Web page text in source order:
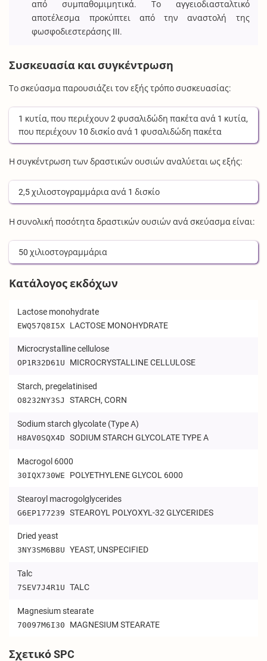
από συμπαθομιμητικά. Το αγγειοδιασταλτικό
αποτέλεσμα προκύπτει από την αναστολή της
φωσφοδιεστεράσης III.
Συσκευασία και συγκέντρωση
Το σκεύασμα παρουσιάζει τον εξής τρόπο συσκευασίας:
1 κυτία, που περιέχουν2φυσαλιδώδη πακέταανά 1 κυτία,
που περιέχουν 10 δισκίοανά 1 φυσαλιδώδη πακέτα
Η συγκέντρωση των δραστικών ουσιών αναλύεται ως εξής:
2,5χιλιοστογραμμάριαανά 1 δισκίο
Η συνολική ποσότητα δραστικών ουσιών ανά σκεύασμα είναι:
50 χιλιοστογραμμάρια
Κατάλογος εκδόχων
Lactose monohydrate
EWQ57Q8I5X LACTOSE MONOHYDRATE
Microcrystalline cellulose
OP1R32D61U MICROCRYSTALLINE CELLULOSE
Starch, pregelatinised
O8232NY3SJSTARCH, CORN
Sodium starch glycolate (Type A)
H8AV0SQX4DSODIUM STARCH GLYCOLATE TYPE A
Macrogol 6000
30IQX730WE POLYETHYLENE GLYCOL 6000
Stearoyl macrogolglycerides
G6EP177239STEAROYL POLYOXYL-32 GLYCERIDES
Dried yeast
3NY3SM6B8UYEAST, UNSPECIFIED
Talc
7SEV7J4R1UTALC
Magnesium stearate
70097M6I30 MAGNESIUM STEARATE
Σχετικό SPC